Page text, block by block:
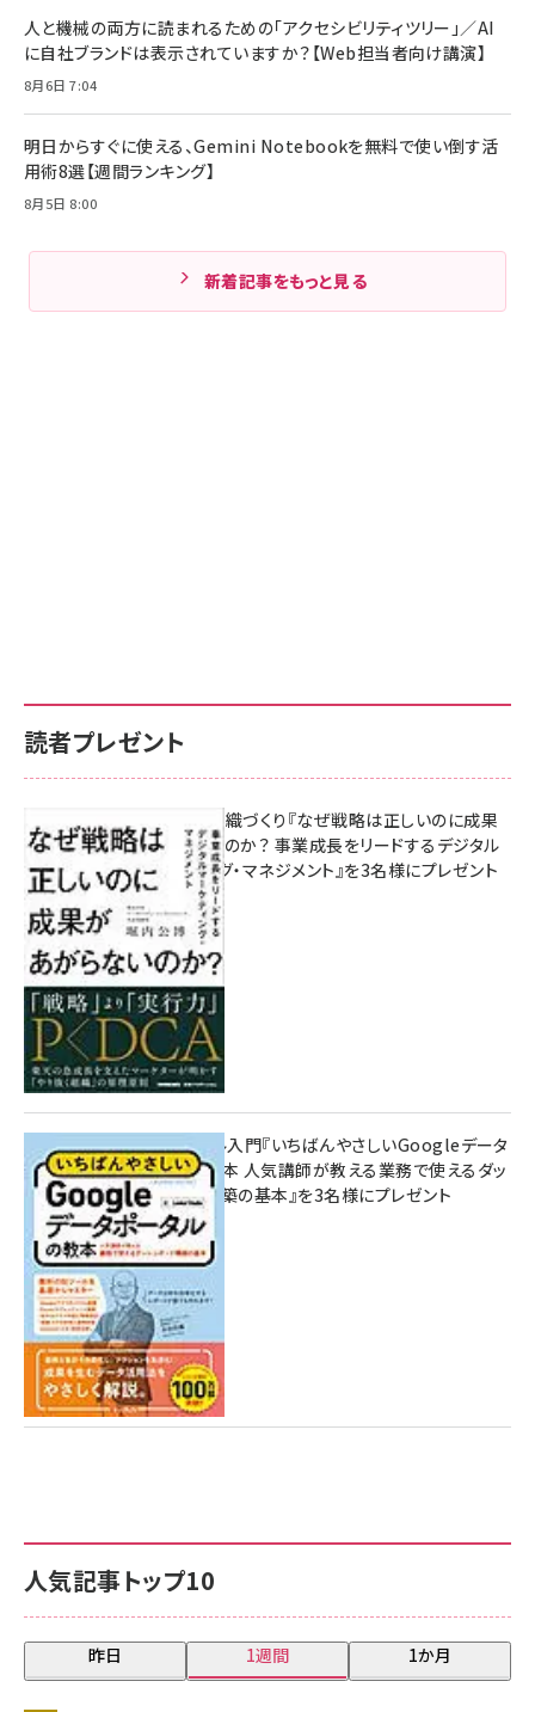
人と機械の両方に読まれるための「アクセシビリティツリー」／AI
に自社ブランドは表示されていますか？【Web担当者向け講演】
8月6日 7:04
明日からすぐに使える、Gemini Notebookを無料で使い倒す活
用術8選【週間ランキング】
8月5日 8:00
新着記事をもっと見る
人気記事トップ10
昨日 1週間 1か月
読者プレゼント
成果を生む組織づくり『なぜ戦略は正しいのに成果
があがらないのか？ 事業成長をリードするデジタル
マーケティング・マネジメント』を3名様にプレゼント
10:00
無料BIツール入門『いちばんやさしいGoogleデータ
ポータルの教本 人気講師が教える業務で使えるダッ
シュボード構築の基本』を3名様にプレゼント
7月31日 10:00